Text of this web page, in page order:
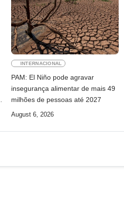
INTERNACIONAL
PAM: El Niño pode agravar
insegurança alimentar de mais 49
milhões de pessoas até 2027
August 6, 2026